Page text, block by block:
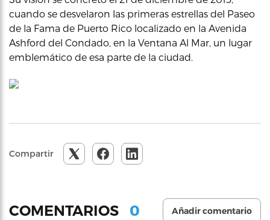
cuando se desvelaron las primeras estrellas del Paseo
de la Fama de Puerto Rico localizado en la Avenida
Ashford del Condado, en la Ventana Al Mar, un lugar
emblemático de esa parte de la ciudad.
Compartir
COMENTARIOS 0 Añadir comentario